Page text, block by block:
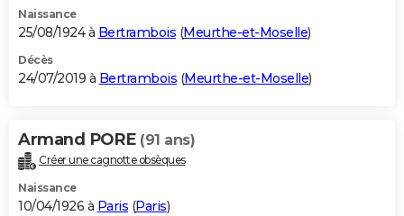
Naissance
25/08/1924 à Bertrambois (Meurthe-et-Moselle)
Décès
24/07/2019 à Bertrambois (Meurthe-et-Moselle)
Armand PORE (91 ans)
Créer une cagnotte obsèques
Naissance
10/04/1926 à Paris (Paris)